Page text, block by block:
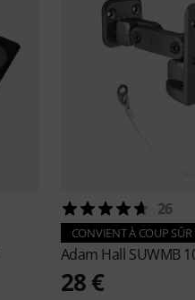
26
CONVIENT À COUP SÛR
Adam Hall SUWMB
28 €